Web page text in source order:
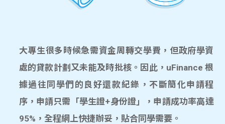
大專生很多時候急需資金周轉交學費，但政府學資
處的貸款計劃又未能及時批核。因此，uFinance 根
據過往同學們的良好還款紀錄，不斷簡化申請程
序，申請只需「學生證+身份證」，申請成功率高達
95%，全程網上快捷辦妥，貼合同學需要。